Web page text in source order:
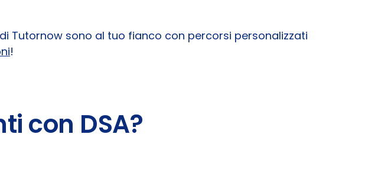
Tutornow sono al tuo fianco con percorsi personalizzati
!
con DSA?